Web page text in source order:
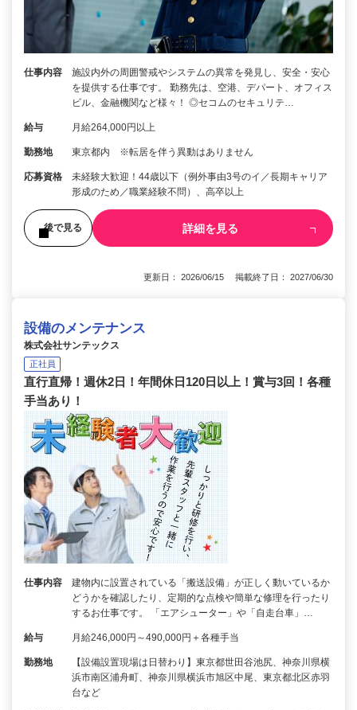
仕事内容
施設内外の周囲警戒やシステムの異常を発見し、安全・安心
を提供する仕事です。 勤務先は、空港、デパート、オフィス
ビル、金融機関など様々！ ◎セコムのセキュリテ…
給与 月給264,000円以上
勤務地 東京都内 ※転居を伴う異動はありません
応募資格
未経験大歓迎！44歳以下（例外事由3号のイ／長期キャリア
形成のため／職業経験不問）、高卒以上
後で見る 詳細を見る
更新日： 2026/06/15 掲載終了日： 2027/06/30
設備のメンテナンス
株式会社サンテックス
正社員
直行直帰！週休2日！年間休日120日以上！賞与3回！各種
手当あり！
仕事内容
建物内に設置されている「搬送設備」が正しく動いているか
どうかを確認したり、定期的な点検や簡単な修理を行ったり
するお仕事です。 「エアシューター」や「自走台車」…
給与 月給246,000円～490,000円＋各種手当
勤務地
【設備設置現場は日替わり】東京都世田谷池尻、神奈川県横
浜市南区浦舟町、神奈川県横浜市旭区中尾、東京都北区赤羽
台など